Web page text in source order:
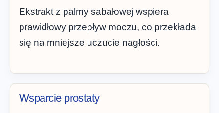
Ekstrakt z palmy sabałowej wspiera
prawidłowy przepływ moczu, co przekłada
się na mniejsze uczucie nagłości.
Wsparcie prostaty